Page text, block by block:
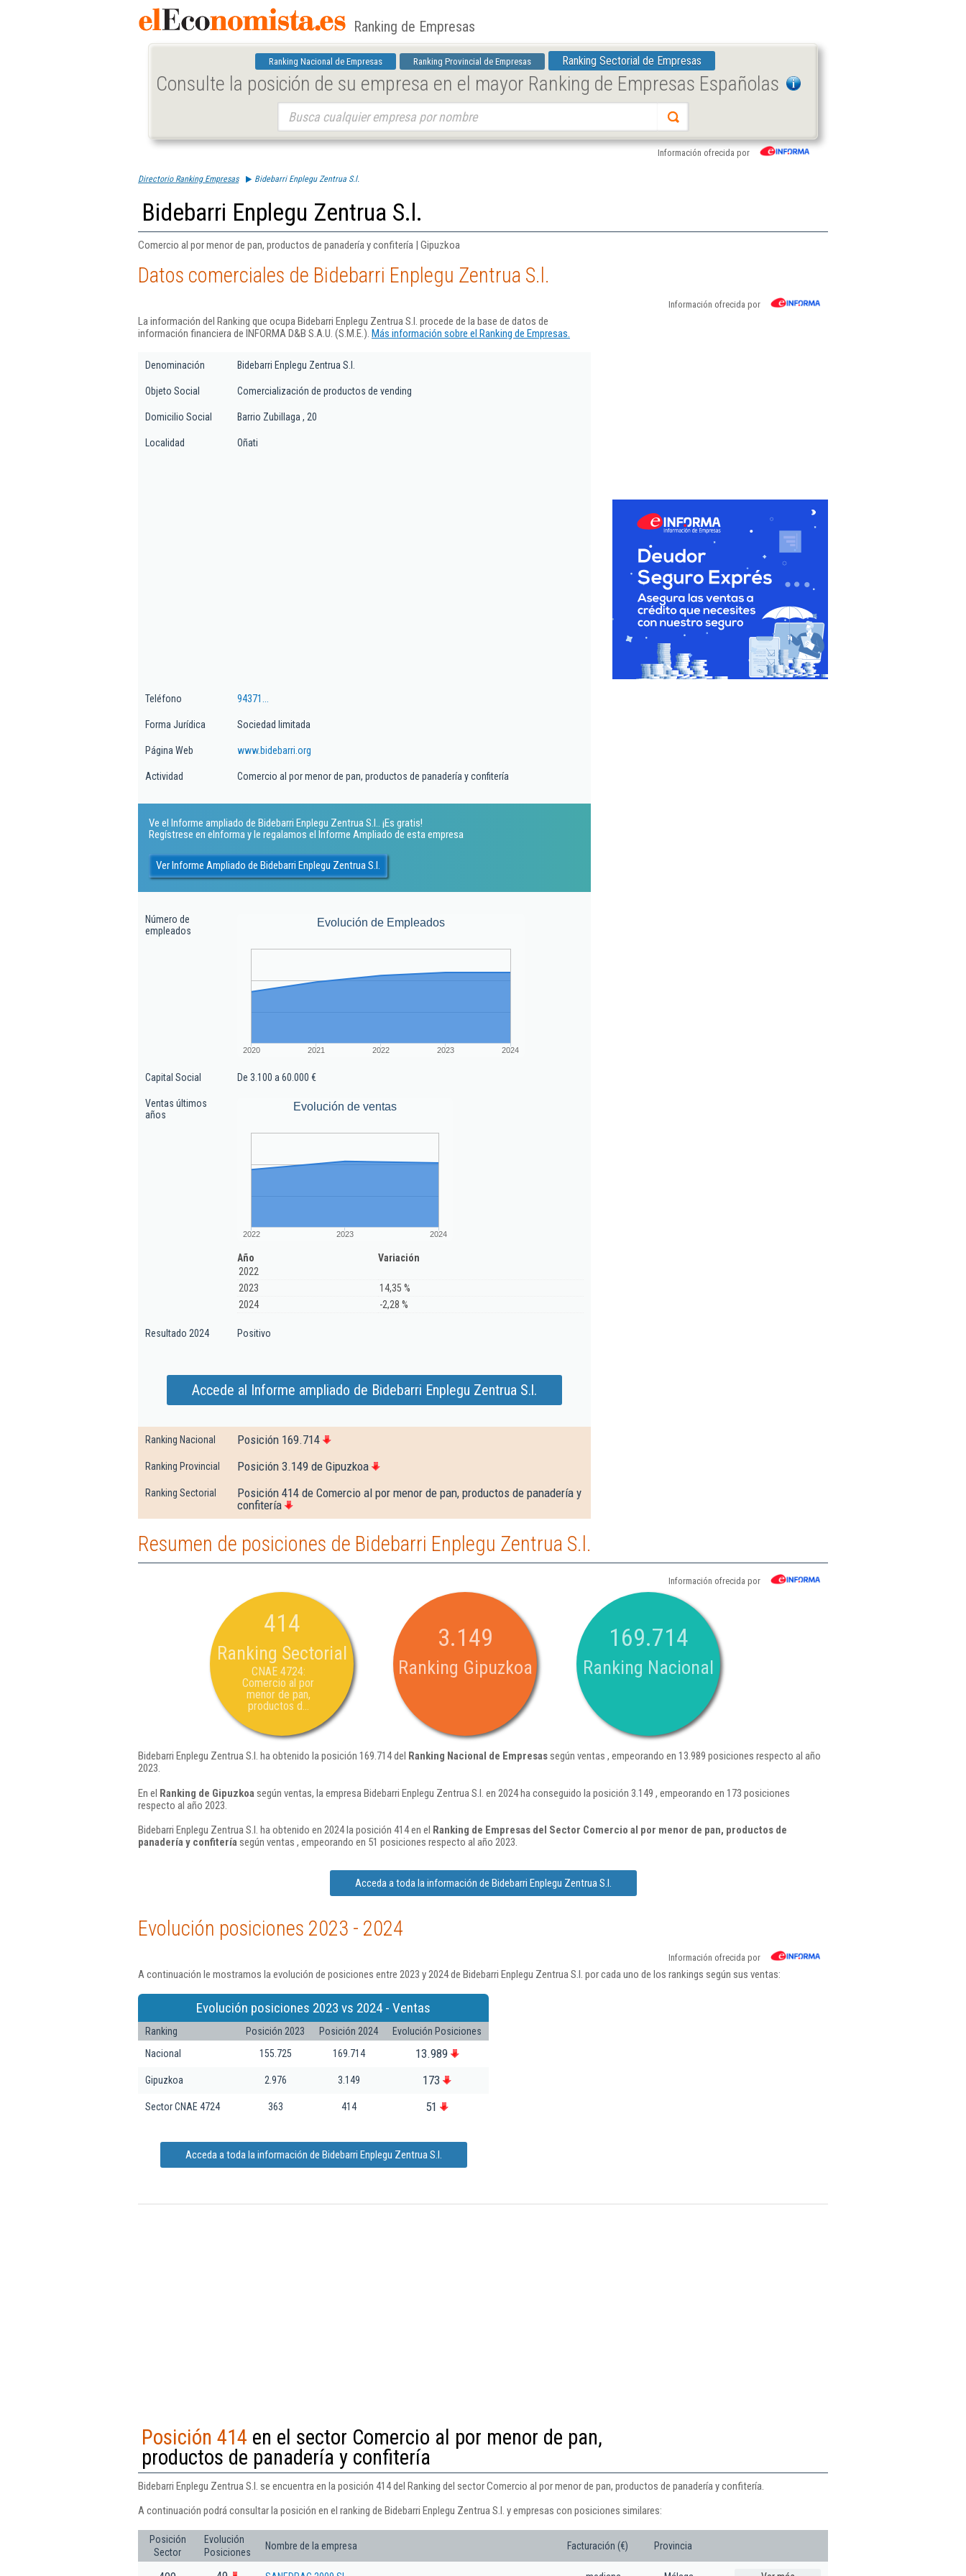
Ranking de Empresas
Ranking Nacional de Empresas Ranking Provincial de Empresas Ranking Sectorial de Empresas
Consulte la posición de su empresa en el mayor Ranking de Empresas Españolas
Información ofrecida por
Directorio Ranking Empresas Bidebarri Enplegu Zentrua S.l.
Bidebarri Enplegu Zentrua S.l.
Comercio al por menor de pan, productos de panadería y confitería | Gipuzkoa
Datos comerciales de Bidebarri Enplegu Zentrua S.l.
Información ofrecida por
La información del Ranking que ocupa Bidebarri Enplegu Zentrua S.l. procede de la base de datos de
información financiera de INFORMA D&B S.A.U. (S.M.E.). Más información sobre el Ranking de Empresas.
Denominación Bidebarri Enplegu Zentrua S.l.
Objeto Social Comercialización de productos de vending
Domicilio Social Barrio Zubillaga , 20
Localidad Oñati
Teléfono 94371...
Forma Jurídica Sociedad limitada
Página Web www.bidebarri.org
Actividad Comercio al por menor de pan, productos de panadería y confitería
Ve el Informe ampliado de Bidebarri Enplegu Zentrua S.l.. ¡Es gratis!
Regístrese en eInforma y le regalamos el Informe Ampliado de esta empresa
Ver Informe Ampliado de Bidebarri Enplegu Zentrua S.l.
Número de
empleados
Evolución de Empleados
2020 2021 2022 2023 2024
Capital Social De 3.100 a 60.000 €
Ventas últimos
años
Evolución de ventas
2022 2023 2024
Año
Variación
2022
2023
14,35 %
2024
-2,28 %
Resultado 2024 Positivo
Accede al Informe ampliado de Bidebarri Enplegu Zentrua S.l.
Ranking Nacional Posición 169.714
Ranking Provincial Posición 3.149 de Gipuzkoa
Ranking Sectorial
Posición 414 de Comercio al por menor de pan, productos de panadería y
confitería
Resumen de posiciones de Bidebarri Enplegu Zentrua S.l.
Información ofrecida por
414
Ranking Sectorial
CNAE 4724:
Comercio al por
menor de pan,
productos d...
3.149
Ranking Gipuzkoa
169.714
Ranking Nacional
Bidebarri Enplegu Zentrua S.l. ha obtenido la posición 169.714 del Ranking Nacional de Empresassegún ventas , empeorando en 13.989 posiciones respecto al año
2023.
En el Ranking de Gipuzkoa según ventas, la empresa Bidebarri Enplegu Zentrua S.l. en 2024 ha conseguido la posición 3.149 , empeorando en 173 posiciones
respecto al año 2023.
Bidebarri Enplegu Zentrua S.l. ha obtenido en 2024 la posición 414 en el Ranking de Empresas del Sector Comercio al por menor de pan, productos de
panadería y confiteríasegún ventas , empeorando en 51 posiciones respecto al año 2023.
Acceda a toda la información de Bidebarri Enplegu Zentrua S.l.
Evolución posiciones 2023 - 2024
Información ofrecida por
A continuación le mostramos la evolución de posiciones entre 2023 y 2024 de Bidebarri Enplegu Zentrua S.l. por cada uno de los rankings según sus ventas:
Evolución posiciones 2023 vs 2024 - Ventas
Ranking Posición 2023 Posición 2024
Evolución Posiciones
Nacional
155.725 169.714 13.989
Gipuzkoa 2.976 3.149 173
Sector CNAE 4724 363 414 51
Acceda a toda la información de Bidebarri Enplegu Zentrua S.l.
Posición 414 en el sector Comercio al por menor de pan,
productos de panadería y confitería
Bidebarri Enplegu Zentrua S.l. se encuentra en la posición 414 del Ranking del sector Comercio al por menor de pan, productos de panadería y confitería.
A continuación podrá consultar la posición en el ranking de Bidebarri Enplegu Zentrua S.l. y empresas con posiciones similares:
Posición
Sector
Evolución
Posiciones
Nombre de la empresa Facturación (€) Provincia